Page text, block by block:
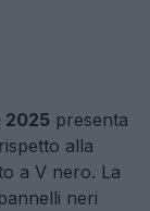
2025 presenta
alla
a V nero. La
neri